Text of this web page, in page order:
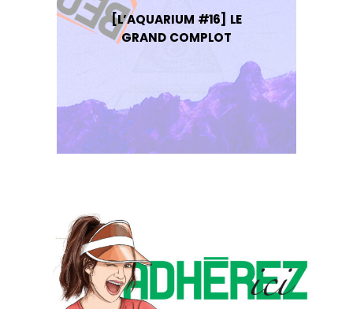
[L’AQUARIUM #16] LE
GRAND COMPLOT